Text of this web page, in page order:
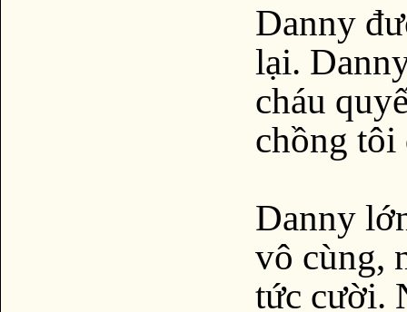
Danny
lại.
cháu
chồng tôi
Danny
vô cùng,
tức cười.